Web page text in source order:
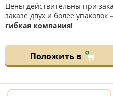
Цены действительны при
заказе двух и более упаковок
гибкая компания!
Положить в